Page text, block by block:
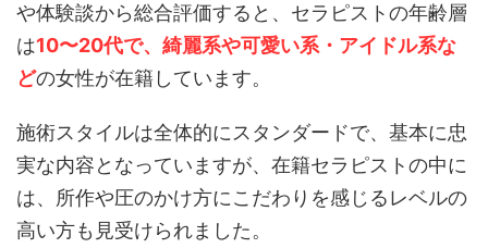
や体験談から総合評価すると、セラピストの年齢層
は10〜20代で、綺麗系や可愛い系・アイドル系な
どの女性が在籍しています。
施術スタイルは全体的にスタンダードで、基本に忠
実な内容となっていますが、在籍セラピストの中に
は、所作や圧のかけ方にこだわりを感じるレベルの
高い方も見受けられました。